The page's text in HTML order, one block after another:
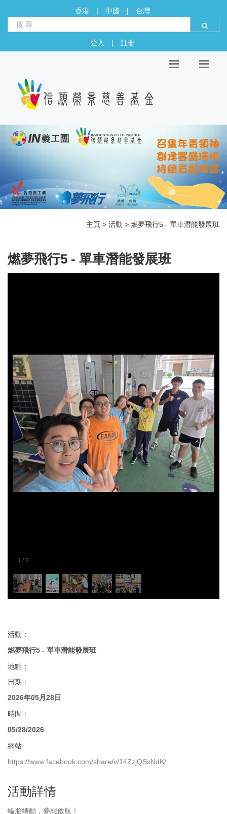
香港 | 中國 | 台灣
登入 | 註冊
主頁 > 活動 > 燃夢飛行5 - 單車潛能發展班
燃夢飛行5 - 單車潛能發展班
1 / 5
活動：
燃夢飛行5 - 單車潛能發展班
地點：
日期：
2026年05月28日
時間：
05/28/2026
網站:
https://www.facebook.com/share/v/14ZzjQSsNdK/
活動詳情
輪胎轉動，夢想啟航！